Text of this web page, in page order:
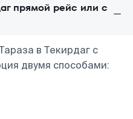
прямой рейс или с
в Текирдаг с
двумя способами: